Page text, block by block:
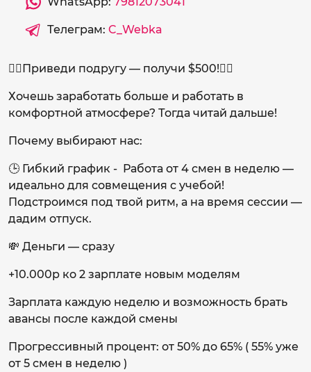
Телеграм: C_Webka
❤️‍🔥Приведи подругу — получи $500!❤️‍🔥
Хочешь заработать больше и работать в
комфортной атмосфере? Тогда читай дальше!
Почему выбирают нас:
🕒 Гибкий график - Работа от 4 смен в неделю —
идеально для совмещения с учебой!
Подстроимся под твой ритм, а на время сессии —
дадим отпуск.
💸 Деньги — сразу
+10.000р ко 2 зарплате новым моделям
Зарплата каждую неделю и возможность брать
авансы после каждой смены
Прогрессивный процент: от 50% до 65% ( 55% уже
от 5 смен в неделю )